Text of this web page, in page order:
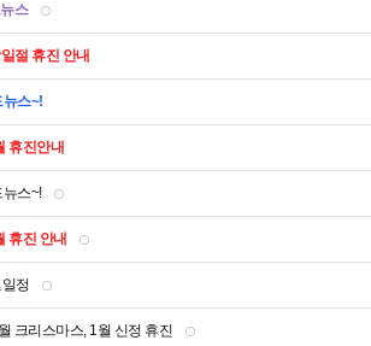
스
절 휴진 안내
뉴스~!
휴진안내
스~!
휴진 안내
정
크리스마스, 1월 신정 휴진